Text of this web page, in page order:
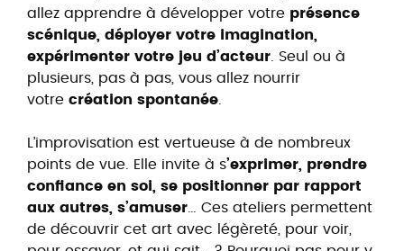
allez apprendre à développer votre présence
scénique, déployer votre imagination,
expérimenter votre jeu d’acteur . Seul ou à
plusieurs, pas à pas, vous allez nourrir
votre création spontanée
L’improvisation est vertueuse à de nombreux
points de vue. Elle invite à s’exprimer, prendre
confiance en soi, se positionner par rapport
aux autres, s’amuser … Ces ateliers permettent
de découvrir cet art avec légèreté, pour voir,